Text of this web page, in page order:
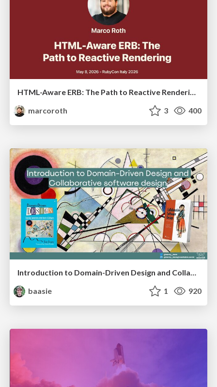
marcoroth
3 400
Introduction to Domain-Driven Design and Collaborative software design
baasie
1 920